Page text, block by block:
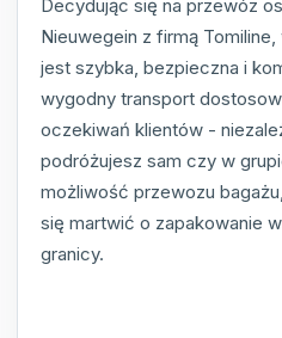
Decydując się na przewóz
Nieuwegein z firmą
jest szybka, bezpieczna i
wygodny transport
oczekiwań klientów -
podróżujesz sam czy w
możliwość przewozu
się martwić o zapakowanie
granicy.